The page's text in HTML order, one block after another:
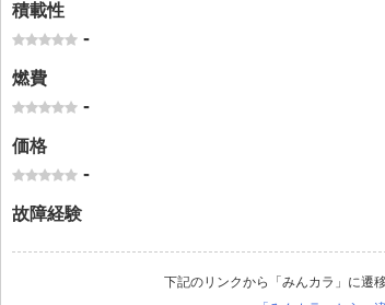
積載性
-
燃費
-
価格
-
故障経験
下記のリンクから「みんカラ」に遷